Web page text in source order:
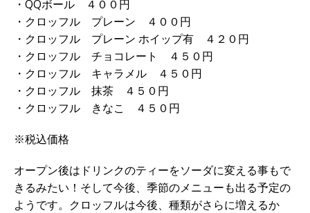
・QQボール ４００円
・クロッフル プレーン ４００円
・クロッフル プレーン ホイップ有 ４２０円
・クロッフル チョコレート ４５０円
・クロッフル キャラメル ４５０円
・クロッフル 抹茶 ４５０円
・クロッフル きなこ ４５０円
※税込価格
オープン後はドリンクのティーをソーダに変える事もで
きるみたい！そして今後、季節のメニューも出る予定の
ようです。クロッフルは今後、種類がさらに増えるか